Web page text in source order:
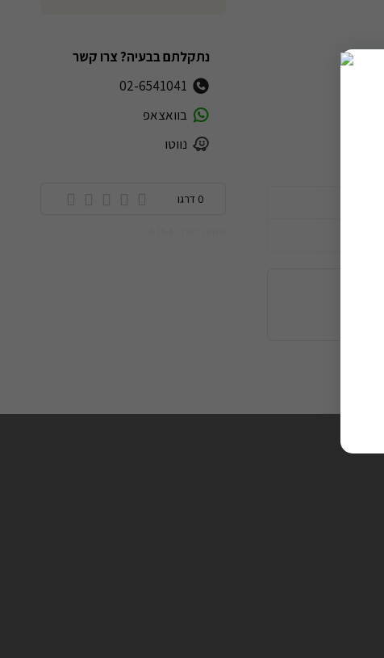
נתקלתם בבעיה? צרו קשר
02-6541041
בוואצאפ
נווטו
0 דרגו